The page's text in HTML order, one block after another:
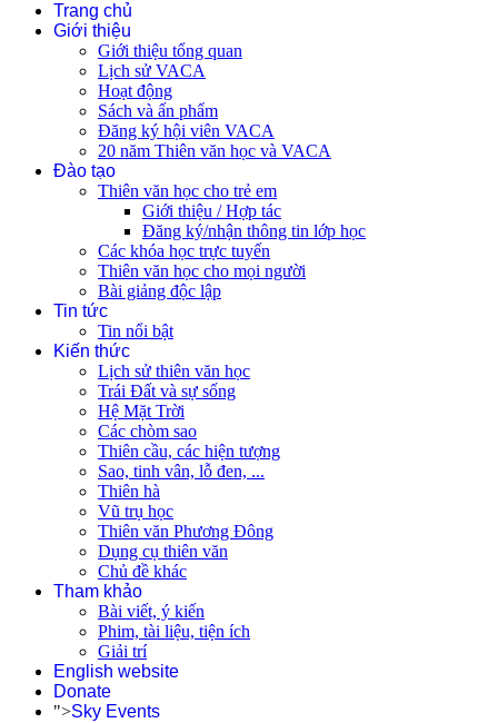
Trang chủ
Giới thiệu
Giới thiệu tổng quan
Lịch sử VACA
Hoạt động
Sách và ấn phẩm
Đăng ký hội viên VACA
20 năm Thiên văn học và VACA
Đào tạo
Thiên văn học cho trẻ em
Giới thiệu / Hợp tác
Đăng ký/nhận thông tin lớp học
Các khóa học trực tuyến
Thiên văn học cho mọi người
Bài giảng độc lập
Tin tức
Tin nổi bật
Kiến thức
Lịch sử thiên văn học
Trái Đất và sự sống
Hệ Mặt Trời
Các chòm sao
Thiên cầu, các hiện tượng
Sao, tinh vân, lỗ đen, ...
Thiên hà
Vũ trụ học
Thiên văn Phương Đông
Dụng cụ thiên văn
Chủ đề khác
Tham khảo
Bài viết, ý kiến
Phim, tài liệu, tiện ích
Giải trí
English website
Donate
">Sky Events